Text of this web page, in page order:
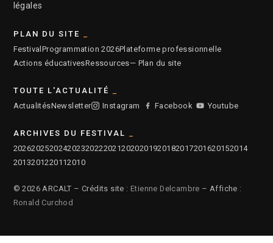
légales
PLAN DU SITE
Festival Programmation 2026Plateforme professionnelle
Actions éducativesRessources— Plan du site
TOUTE L'ACTUALITÉ
ActualitésNewsletter Instagram Facebook Youtube
ARCHIVES DU FESTIVAL
2026202520242023202220212020201920182017201620152014
2013201220112010
© 2026 ARCALT – Crédits site : Etienne Delcambre – Affiche :
Ronald Curchod